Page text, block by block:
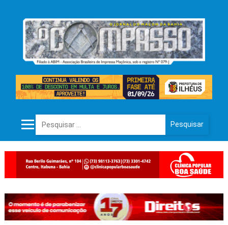
Pesquisar por: